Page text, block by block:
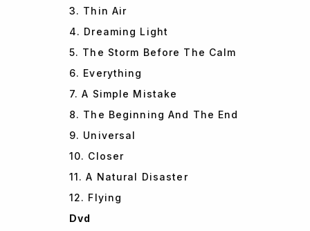
3. Thin Air
4. Dreaming Light
5. The Storm Before The Calm
6. Everything
7. A Simple Mistake
8. The Beginning And The End
9. Universal
10. Closer
11. A Natural Disaster
12. Flying
Dvd